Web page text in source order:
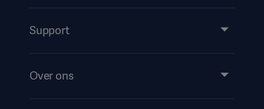
Services
Support
Evenementen
Over ons